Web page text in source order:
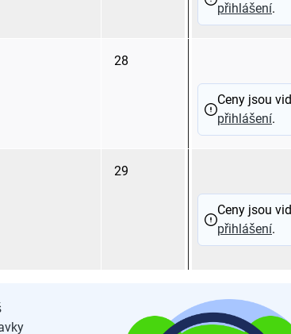
přihlášení.
28
Ceny jsou
přihlášení.
29
Ceny jsou
přihlášení.